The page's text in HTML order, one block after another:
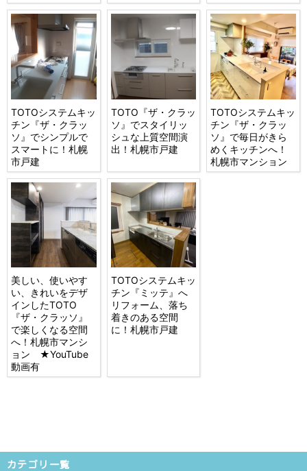
TOTOシステムキッ
チン『ザ・クラッ
ソ』でシンプルで
スマートに！札幌
市戸建
TOTO『ザ・クラッ
ソ』でスタイリッ
シュな上質空間演
出！札幌市戸建
TOTOシステムキッ
チン『ザ・クラッ
ソ』で毎日がきら
めくキッチンへ！
札幌市マンション
美しい、使いやす
い、きれいをデザ
インしたTOTO
『ザ・クラッソ』
で楽しくなる空間
へ！札幌市マンシ
ョン ★YouTube
動画有
TOTOシステムキッ
チン『ミッテ』へ
リフォーム、落ち
着きのある空間
に！札幌市戸建
カテゴリ一覧